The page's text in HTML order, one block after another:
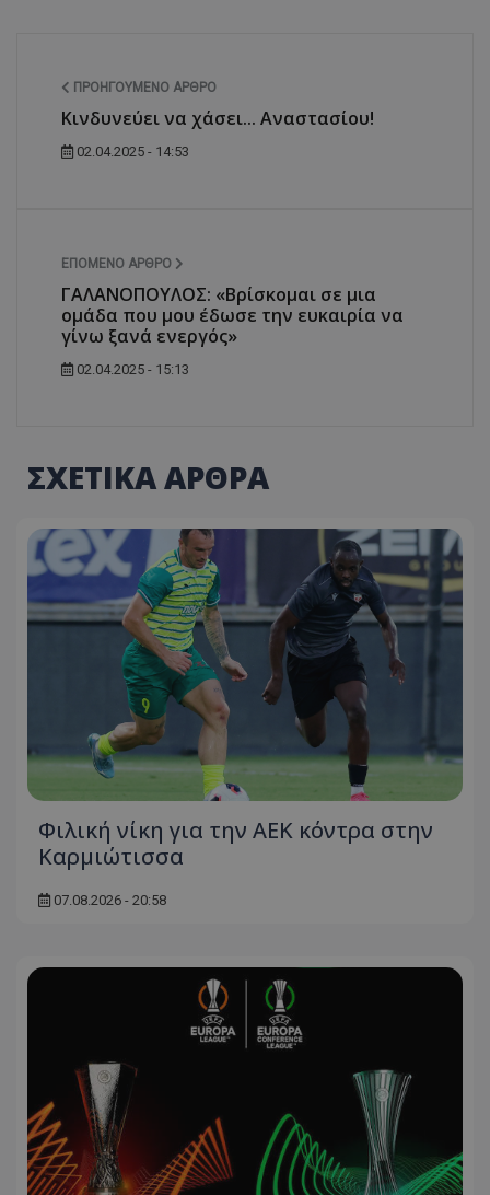
ΠΡΟΗΓΟΎΜΕΝΟ ΆΡΘΡΟ
Κινδυνεύει να χάσει... Αναστασίου!
02.04.2025 - 14:53
ΕΠΌΜΕΝΟ ΆΡΘΡΟ
ΓΑΛΑΝΟΠΟΥΛΟΣ: «Βρίσκομαι σε μια
ομάδα που μου έδωσε την ευκαιρία να
γίνω ξανά ενεργός»
02.04.2025 - 15:13
ΣΧΕΤΙΚΑ ΑΡΘΡΑ
Φιλική νίκη για την ΑΕΚ κόντρα στην
Καρμιώτισσα
07.08.2026 - 20:58